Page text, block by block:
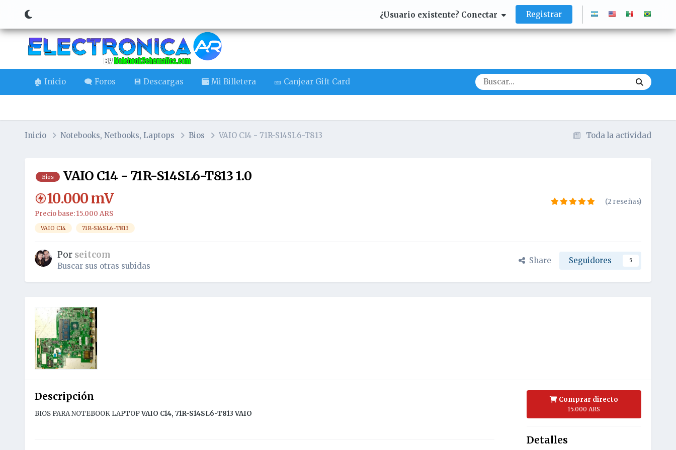
¿Usuario existente? Conectar Registrar
🏚️ Inicio 🗨️ Foros 💾 Descargas Mi Billetera 🎫 Canjear Gift Card
Toda la actividad
Inicio Notebooks, Netbooks, Laptops Bios VAIO C14 - 71R-S14SL6-T813
Bios VAIO C14 - 71R-S14SL6-T813 1.0
10.000mV
Precio base: 15.000 ARS
VAIO C14 71R-S14SL6-T813
(2 reseñas)
Por seitcom
Buscar sus otras subidas
Share Seguidores 5
Descripción
BIOS PARA NOTEBOOK LAPTOPVAIO C14, 71R-S14SL6-T813 VAIO
Comprar directo
15.000 ARS
Detalles